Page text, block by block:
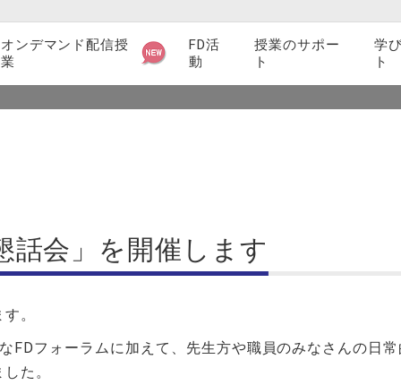
オンデマンド配信授
業
FD活
動
授業のサポー
ト
授業支援業務
教員インタビュー
学
ト
話会」を開催します
。
FDフォーラムに加えて、先生方や職員のみなさんの日
た。